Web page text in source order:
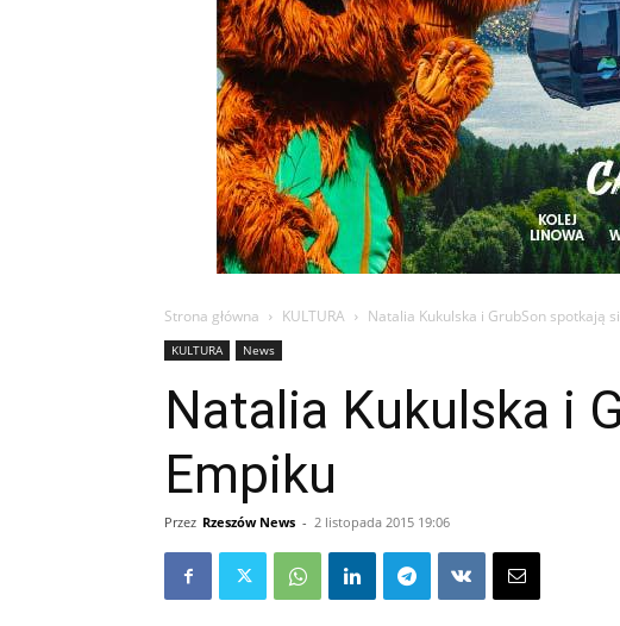
Strona główna KULTURA Natalia Kukulska i GrubSon spotkają
KULTURA News
Natalia Kukulska i
Empiku
Przez Rzeszów News - 2 listopada 2015 19:06